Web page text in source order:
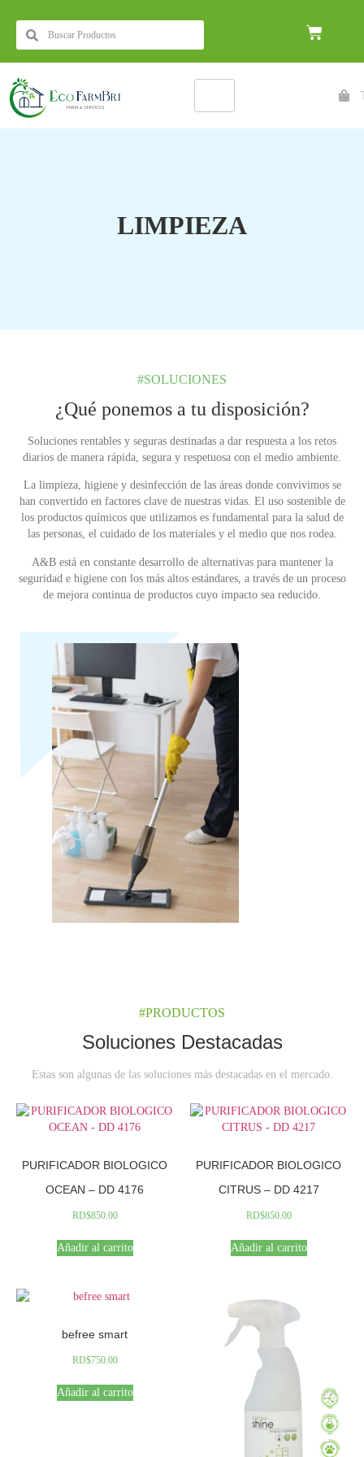
LIMPIEZA
#SOLUCIONES
¿Qué ponemos a tu disposición?
Soluciones rentables y seguras destinadas a dar respuesta a los retos
diarios de manera rápida, segura y respetuosa con el medio ambiente.
La limpieza, higiene y desinfección de las áreas donde convivimos se
han convertido en factores clave de nuestras vidas. El uso sostenible de
los productos químicos que utilizamos es fundamental para la salud de
las personas, el cuidado de los materiales y el medio que nos rodea.
A&B está en constante desarrollo de alternativas para mantener la
seguridad e higiene con los más altos estándares, a través de un proceso
de mejora continua de productos cuyo impacto sea reducido.
#PRODUCTOS
Soluciones Destacadas
Estas son algunas de las soluciones más destacadas en el mercado.
PURIFICADOR BIOLOGICO
OCEAN – DD 4176
RD$850.00
Añadir al carrito
PURIFICADOR BIOLOGICO
CITRUS – DD 4217
RD$850.00
Añadir al carrito
befree smart
RD$750.00
Añadir al carrito